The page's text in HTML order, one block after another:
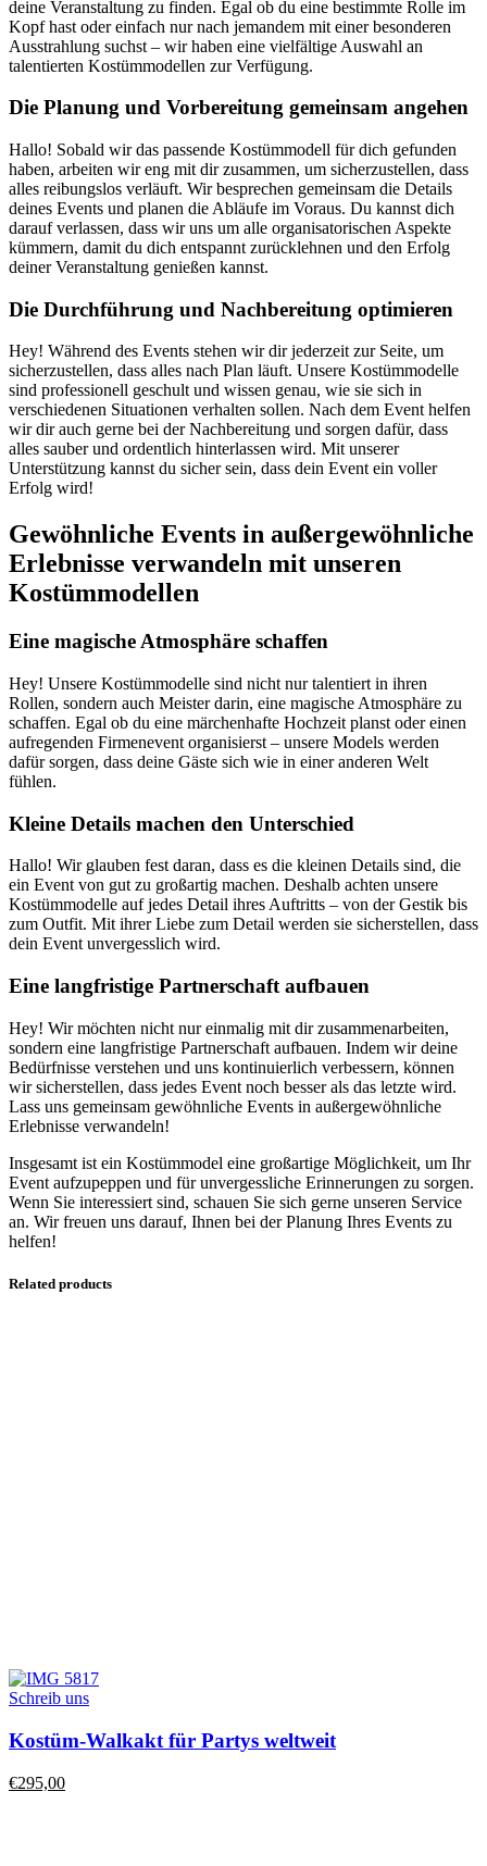
deine Veranstaltung zu finden. Egal ob du eine bestimmte Rolle im
Kopf hast oder einfach nur nach jemandem mit einer besonderen
Ausstrahlung suchst – wir haben eine vielfältige Auswahl an
talentierten Kostümmodellen zur Verfügung.
Die Planung und Vorbereitung gemeinsam angehen
Hallo! Sobald wir das passende Kostümmodell für dich gefunden
haben, arbeiten wir eng mit dir zusammen, um sicherzustellen, dass
alles reibungslos verläuft. Wir besprechen gemeinsam die Details
deines Events und planen die Abläufe im Voraus. Du kannst dich
darauf verlassen, dass wir uns um alle organisatorischen Aspekte
kümmern, damit du dich entspannt zurücklehnen und den Erfolg
deiner Veranstaltung genießen kannst.
Die Durchführung und Nachbereitung optimieren
Hey! Während des Events stehen wir dir jederzeit zur Seite, um
sicherzustellen, dass alles nach Plan läuft. Unsere Kostümmodelle
sind professionell geschult und wissen genau, wie sie sich in
verschiedenen Situationen verhalten sollen. Nach dem Event helfen
wir dir auch gerne bei der Nachbereitung und sorgen dafür, dass
alles sauber und ordentlich hinterlassen wird. Mit unserer
Unterstützung kannst du sicher sein, dass dein Event ein voller
Erfolg wird!
Gewöhnliche Events in außergewöhnliche
Erlebnisse verwandeln mit unseren
Kostümmodellen
Eine magische Atmosphäre schaffen
Hey! Unsere Kostümmodelle sind nicht nur talentiert in ihren
Rollen, sondern auch Meister darin, eine magische Atmosphäre zu
schaffen. Egal ob du eine märchenhafte Hochzeit planst oder einen
aufregenden Firmenevent organisierst – unsere Models werden
dafür sorgen, dass deine Gäste sich wie in einer anderen Welt
fühlen.
Kleine Details machen den Unterschied
Hallo! Wir glauben fest daran, dass es die kleinen Details sind, die
ein Event von gut zu großartig machen. Deshalb achten unsere
Kostümmodelle auf jedes Detail ihres Auftritts – von der Gestik bis
zum Outfit. Mit ihrer Liebe zum Detail werden sie sicherstellen, dass
dein Event unvergesslich wird.
Eine langfristige Partnerschaft aufbauen
Hey! Wir möchten nicht nur einmalig mit dir zusammenarbeiten,
sondern eine langfristige Partnerschaft aufbauen. Indem wir deine
Bedürfnisse verstehen und uns kontinuierlich verbessern, können
wir sicherstellen, dass jedes Event noch besser als das letzte wird.
Lass uns gemeinsam gewöhnliche Events in außergewöhnliche
Erlebnisse verwandeln!
Insgesamt ist ein Kostümmodel eine großartige Möglichkeit, um Ihr
Event aufzupeppen und für unvergessliche Erinnerungen zu sorgen.
Wenn Sie interessiert sind, schauen Sie sich gerne unseren Service
an. Wir freuen uns darauf, Ihnen bei der Planung Ihres Events zu
helfen!
Related products
Schreib uns
Kostüm-Walkakt für Partys weltweit
€295,00